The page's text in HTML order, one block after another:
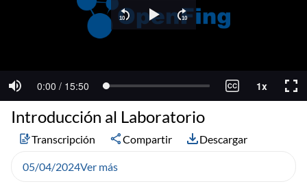
Introducción al Laboratorio
Transcripción Compartir Descargar
05/04/2024Ver más